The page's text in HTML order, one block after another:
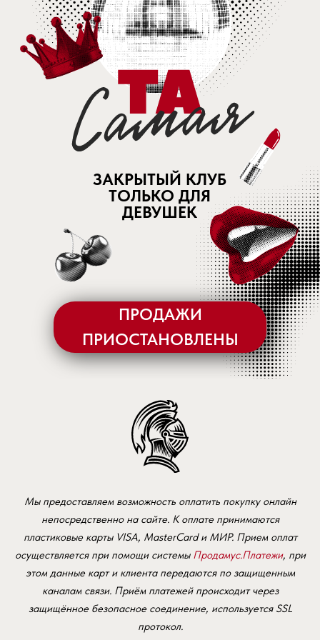
ЗАКРЫТЫЙ КЛУБ
ТОЛЬКО ДЛЯ
ДЕВУШЕК
ПРОДАЖИ
ПРИОСТАНОВЛЕНЫ
Мы предоставляем возможность оплатить покупку онлайн
непосредственно на сайте. К оплате принимаются
пластиковые карты VISA, MasterCard и МИР. Прием оплат
осуществляется при помощи системы Продамус.Платежи, при
этом данные карт и клиента передаются по защищенным
каналам связи. Приём платежей происходит через
защищённое безопасное соединение, используется SSL
протокол.